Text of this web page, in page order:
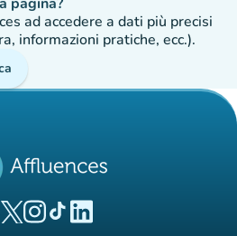
ad accedere a dati più precisi
informazioni pratiche, ecc.).
(nuova scheda)
(nuova scheda)
(nuova scheda)
(nuova scheda)